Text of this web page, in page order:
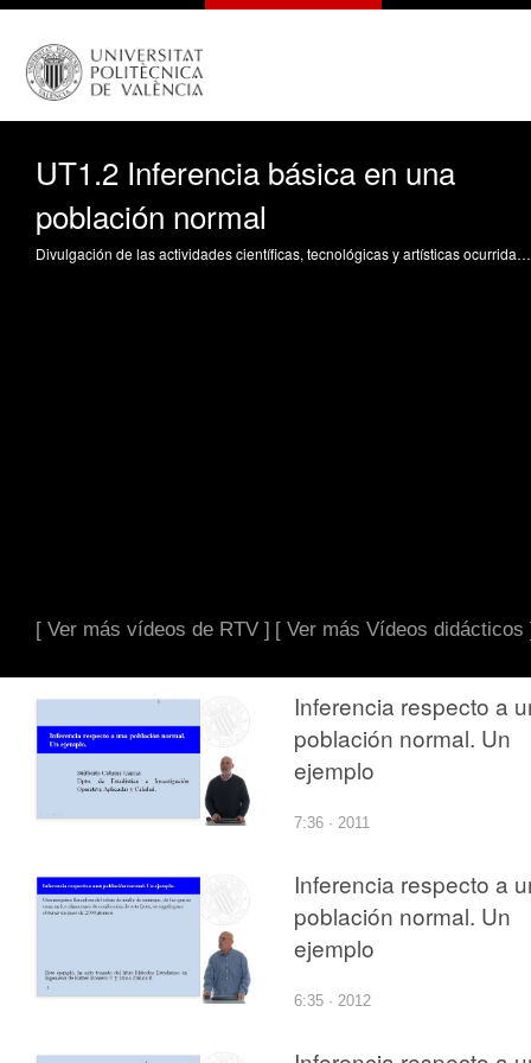
UT1.2 Inferencia básica en una
población normal
Divulgación de las actividades científicas, tecnológicas y artísticas ocurridas en los tres campus de la UPV
[ Ver más vídeos de RTV ] [ Ver más Vídeos didácticos
Inferencia respecto a
población normal. Un
ejemplo
7:36 · 2011
Inferencia respecto a
población normal. Un
ejemplo
6:35 · 2012